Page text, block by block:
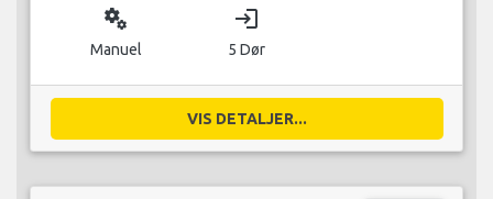
miscellaneous_services
Manuel
login
5 Dør
VIS DETALJER...